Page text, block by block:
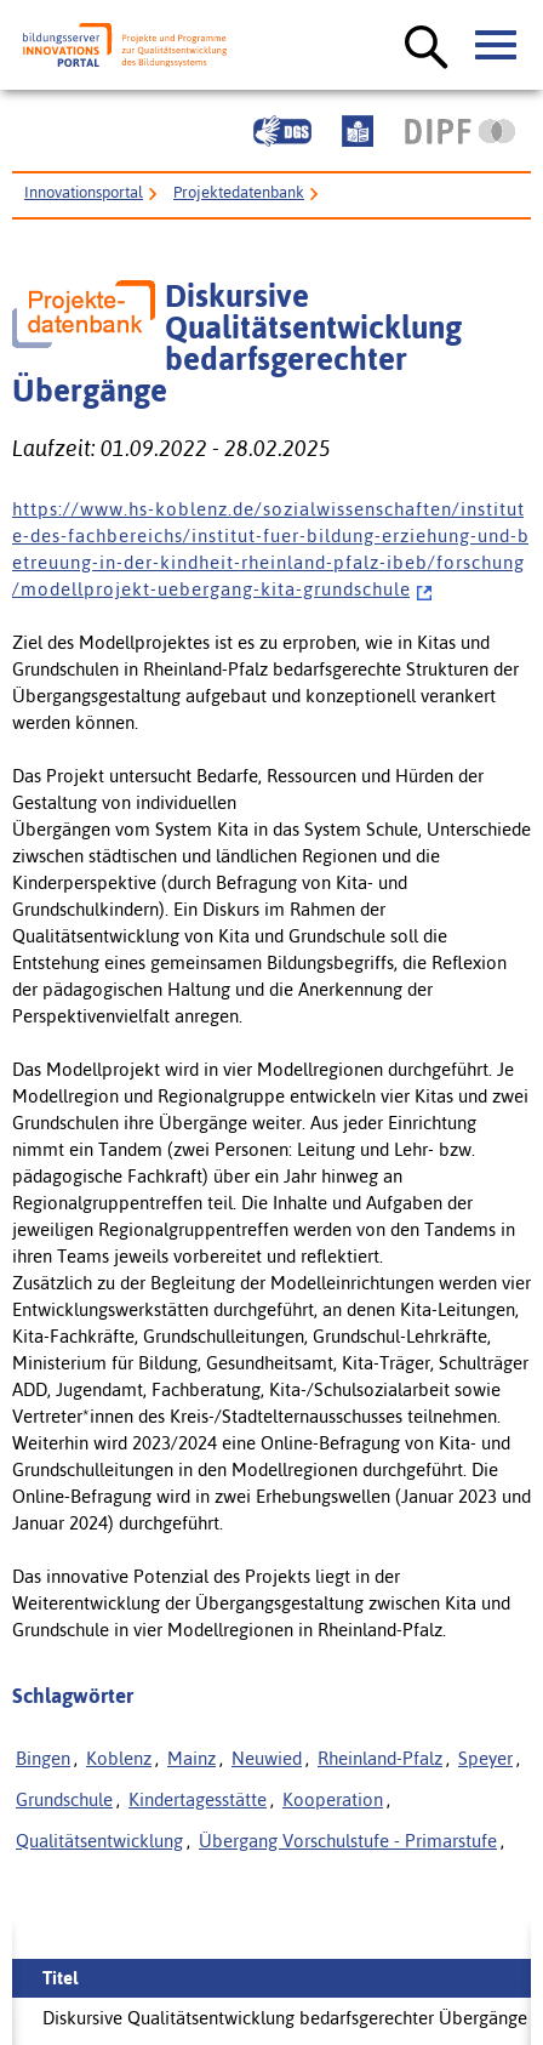
Innovationsportal Projektedatenbank
Diskursive
Qualitätsentwicklung
bedarfsgerechter
Übergänge
Laufzeit: 01.09.2022 - 28.02.2025
h t t p s : / / w w w . h s - k o b l e n z . d e / s o z i a l w i s s e n s c h a f t e n / i n s t i t u t
e - d e s - f a c h b e r e i c h s / i n s t i t u t - f u e r - b i l d u n g - e r z i e h u n g - u n d - b
e t r e u u n g - i n - d e r - k i n d h e i t - r h e i n l a n d - p f a l z - i b e b / f o r s c h u n g
/ m o d e l l p r o j e k t - u e b e r g a n g - k i t a - g r u n d s c h u l e
Ziel des Modellprojektes ist es zu erproben, wie in Kitas und
Grundschulen in Rheinland-Pfalz bedarfsgerechte Strukturen der
Übergangsgestaltung aufgebaut und konzeptionell verankert
werden können.
Das Projekt untersucht Bedarfe, Ressourcen und Hürden der
Gestaltung von individuellen
Übergängen vom System Kita in das System Schule, Unterschiede
ziwschen städtischen und ländlichen Regionen und die
Kinderperspektive (durch Befragung von Kita- und
Grundschulkindern). Ein Diskurs im Rahmen der
Qualitätsentwicklung von Kita und Grundschule soll die
Entstehung eines gemeinsamen Bildungsbegriffs, die Reflexion
der pädagogischen Haltung und die Anerkennung der
Perspektivenvielfalt anregen.
Das Modellprojekt wird in vier Modellregionen durchgeführt. Je
Modellregion und Regionalgruppe entwickeln vier Kitas und zwei
Grundschulen ihre Übergänge weiter. Aus jeder Einrichtung
nimmt ein Tandem (zwei Personen: Leitung und Lehr- bzw.
pädagogische Fachkraft) über ein Jahr hinweg an
Regionalgruppentreffen teil. Die Inhalte und Aufgaben der
jeweiligen Regionalgruppentreffen werden von den Tandems in
ihren Teams jeweils vorbereitet und reflektiert.
Zusätzlich zu der Begleitung der Modelleinrichtungen werden vier
Entwicklungswerkstätten durchgeführt, an denen Kita-Leitungen,
Kita-Fachkräfte, Grundschulleitungen, Grundschul-Lehrkräfte,
Ministerium für Bildung, Gesundheitsamt, Kita-Träger, Schulträger
ADD, Jugendamt, Fachberatung, Kita-/Schulsozialarbeit sowie
Vertreter*innen des Kreis-/Stadtelternausschusses teilnehmen.
Weiterhin wird 2023/2024 eine Online-Befragung von Kita- und
Grundschulleitungen in den Modellregionen durchgeführt. Die
Online-Befragung wird in zwei Erhebungswellen (Januar 2023 und
Januar 2024) durchgeführt.
Das innovative Potenzial des Projekts liegt in der
Weiterentwicklung der Übergangsgestaltung zwischen Kita und
Grundschule in vier Modellregionen in Rheinland-Pfalz.
Schlagwörter
Bingen , Koblenz , Mainz , Neuwied , Rheinland-Pfalz , Speyer ,
Grundschule , Kindertagesstätte , Kooperation ,
Qualitätsentwicklung , Übergang Vorschulstufe - Primarstufe ,
Titel
Diskursive Qualitätsentwicklung bedarfsgerechter Übergänge